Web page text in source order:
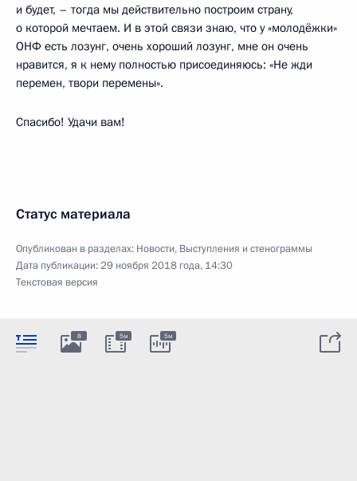
и будет, – тогда мы действительно построим страну,
о которой мечтаем. И в этой связи знаю, что у «молодёжки»
ОНФ есть лозунг, очень хороший лозунг, мне он очень
нравится, я к нему полностью присоединяюсь: «Не жди
перемен, твори перемены».
Спасибо! Удачи вам!
Статус материала
Опубликован в разделах: Новости, Выступления и стенограммы
Дата публикации:29 ноября 2018 года, 14:30
Текстовая версия
8 5м 5м